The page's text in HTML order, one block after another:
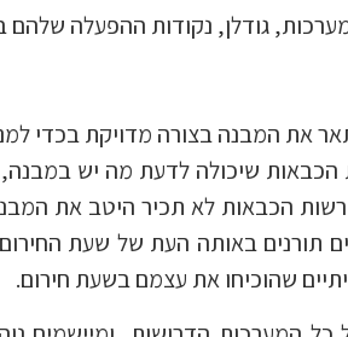
גודלן, נקודות ההפעלה שלהם
את המבנה בצורה מדויקת בכדי
שיכולה לדעת מה יש
הכבאות לא תכיר היטב את
תורנים באותה העת של שעת
שהוכיחו את עצמם בשעת חירום.